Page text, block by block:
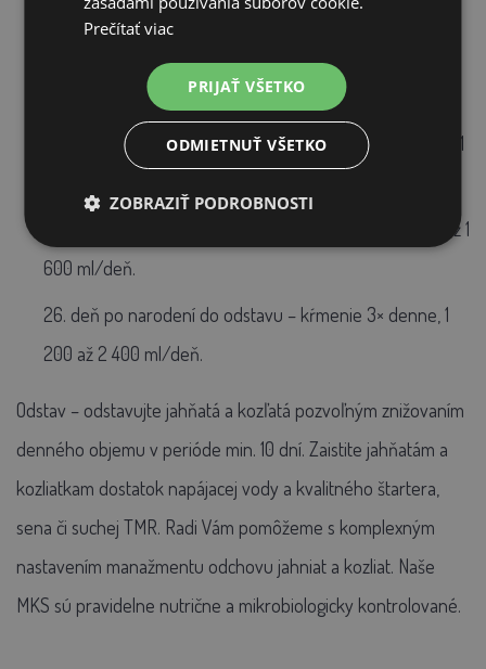
min. 150 ml/kg živej hmotnosti, 4 čiastkové kŕmenie).
2. až 5. deň po narodení - kŕmenie 4 - 6 x denne, tj 500
až 800 ml/deň.
6. až 10. deň po narodení – kŕmenie 3–4× denne, 700 až 1
11. až 25. deň po narodení – kŕmenie 3–4× denne, 900 až 1
600 ml/deň.
26. deň po narodení do odstavu – kŕmenie 3× denne, 1
200 až 2 400 ml/deň.
Odstav – odstavujte jahňatá a kozľatá pozvoľným znižovaním
denného objemu v perióde min. 10 dní. Zaistite jahňatám a
kozliatkam dostatok napájacej vody a kvalitného štartera,
sena či suchej TMR. Radi Vám pomôžeme s komplexným
nastavením manažmentu odchovu jahniat a kozliat. Naše
MKS sú pravidelne nutrične a mikrobiologicky kontrolované.
Prečítať viac
PRIJAŤ VŠETKO
ODMIETNUŤ VŠETKO
ZOBRAZIŤ PODROBNOSTI